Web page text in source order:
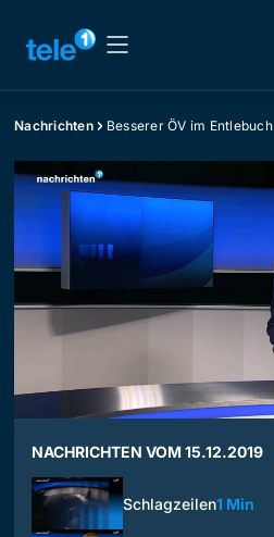
Nachrichten Besserer ÖV im Entlebuch
NACHRICHTEN VOM 15.12.2019
Schlagzeilen1 Min